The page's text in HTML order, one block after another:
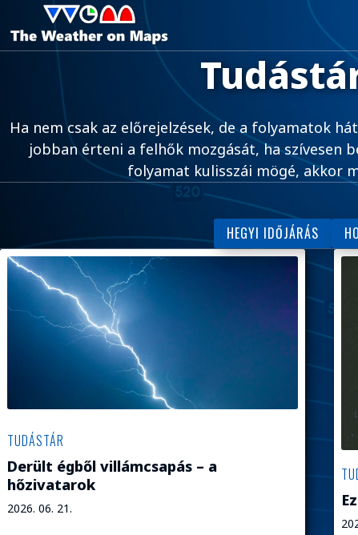
Ha nem csak az előrejelzések, de a folyamatok
jobban érteni a felhők mozgását, ha szívesen
folyamat kulisszái mögé, akkor
HEGYI IDŐJÁRÁS
TUDÁSTÁR
Derült égből villámcsapás – a
hőzivatarok
2026. 06. 21.